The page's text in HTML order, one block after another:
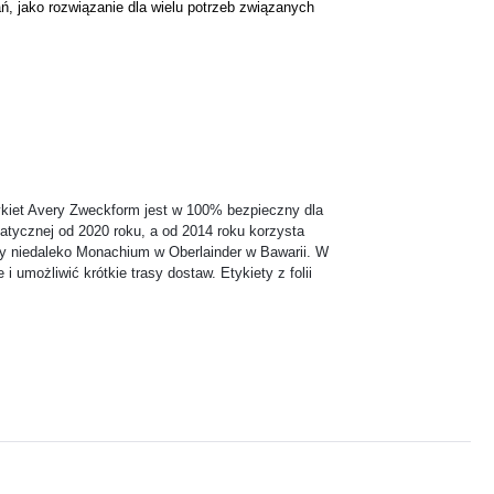
jako rozwiązanie dla wielu potrzeb związanych
Avery Zweckform jest w 100% bezpieczny dla
od 2020 roku, a od 2014 roku korzysta
Monachium w Oberlainder w Bawarii. W
i umożliwić krótkie trasy dostaw. Etykiety z folii